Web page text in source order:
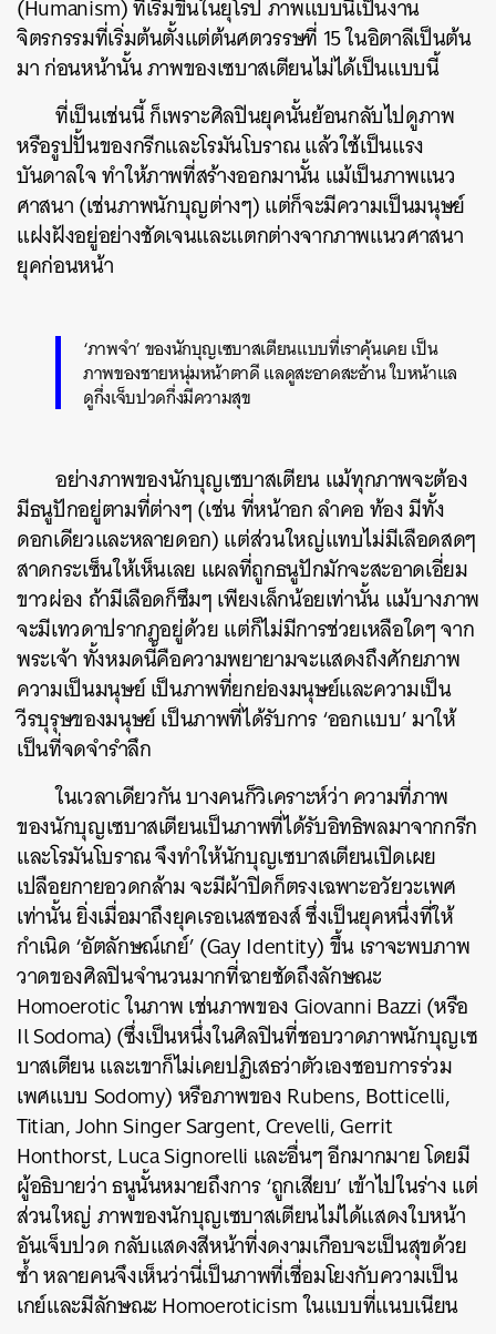
(Humanism) ที่เริ่มขึ้นในยุโรป ภาพแบบนี้เป็นงาน
จิตรกรรมที่เริ่มต้นตั้งแต่ต้นศตวรรษที่ 15 ในอิตาลีเป็นต้น
มา ก่อนหน้านั้น ภาพของเซบาสเตียนไม่ได้เป็นแบบนี้
ที่เป็นเช่นนี้ ก็เพราะศิลปินยุคนั้นย้อนกลับไปดูภาพ
หรือรูปปั้นของกรีกและโรมันโบราณ แล้วใช้เป็นแรง
บันดาลใจ ทำให้ภาพที่สร้างออกมานั้น แม้เป็นภาพแนว
ศาสนา (เช่นภาพนักบุญต่างๆ) แต่ก็จะมีความเป็นมนุษย์
แฝงฝังอยู่อย่างชัดเจนและแตกต่างจากภาพแนวศาสนา
ยุคก่อนหน้า
‘ภาพจำ’ ของนักบุญเซบาสเตียนแบบที่เราคุ้นเคย เป็น
ภาพของชายหนุ่มหน้าตาดี แลดูสะอาดสะอ้าน ใบหน้าแล
ดูกึ่งเจ็บปวดกึ่งมีความสุข
อย่างภาพของนักบุญเซบาสเตียน แม้ทุกภาพจะต้อง
มีธนูปักอยู่ตามที่ต่างๆ (เช่น ที่หน้าอก ลำคอ ท้อง มีทั้ง
ดอกเดียวและหลายดอก) แต่ส่วนใหญ่แทบไม่มีเลือดสดๆ
สาดกระเซ็นให้เห็นเลย แผลที่ถูกธนูปักมักจะสะอาดเอี่ยม
ขาวผ่อง ถ้ามีเลือดก็ซึมๆ เพียงเล็กน้อยเท่านั้น แม้บางภาพ
จะมีเทวดาปรากฏอยู่ด้วย แต่ก็ไม่มีการช่วยเหลือใดๆ จาก
พระเจ้า ทั้งหมดนี้คือความพยายามจะแสดงถึงศักยภาพ
ความเป็นมนุษย์ เป็นภาพที่ยกย่องมนุษย์และความเป็น
วีรบุรุษของมนุษย์ เป็นภาพที่ได้รับการ ‘ออกแบบ’ มาให้
เป็นที่จดจำรำลึก
ในเวลาเดียวกัน บางคนก็วิเคราะห์ว่า ความที่ภาพ
ของนักบุญเซบาสเตียนเป็นภาพที่ได้รับอิทธิพลมาจากกรีก
และโรมันโบราณ จึงทำให้นักบุญเซบาสเตียนเปิดเผย
เปลือยกายอวดกล้าม จะมีผ้าปิดก็ตรงเฉพาะอวัยวะเพศ
เท่านั้น ยิ่งเมื่อมาถึงยุคเรอเนสซองส์ ซึ่งเป็นยุคหนึ่งที่ให้
กำเนิด ‘อัตลักษณ์เกย์’ (Gay Identity) ขึ้น เราจะพบภาพ
วาดของศิลปินจำนวนมากที่ฉายชัดถึงลักษณะ
Homoerotic ในภาพ เช่นภาพของ Giovanni Bazzi (หรือ
Il Sodoma) (ซึ่งเป็นหนึ่งในศิลปินที่ชอบวาดภาพนักบุญเซ
บาสเตียน และเขาก็ไม่เคยปฏิเสธว่าตัวเองชอบการร่วม
เพศแบบ Sodomy) หรือภาพของ Rubens, Botticelli,
Titian, John Singer Sargent, Crevelli, Gerrit
Honthorst, Luca Signorelli และอื่นๆ อีกมากมาย โดยมี
ผู้อธิบายว่า ธนูนั้นหมายถึงการ ‘ถูกเสียบ’ เข้าไปในร่าง แต่
ส่วนใหญ่ ภาพของนักบุญเซบาสเตียนไม่ได้แสดงใบหน้า
อันเจ็บปวด กลับแสดงสีหน้าที่งดงามเกือบจะเป็นสุขด้วย
ซ้ำ หลายคนจึงเห็นว่านี่เป็นภาพที่เชื่อมโยงกับความเป็น
เกย์และมีลักษณะ Homoeroticism ในแบบที่แนบเนียน